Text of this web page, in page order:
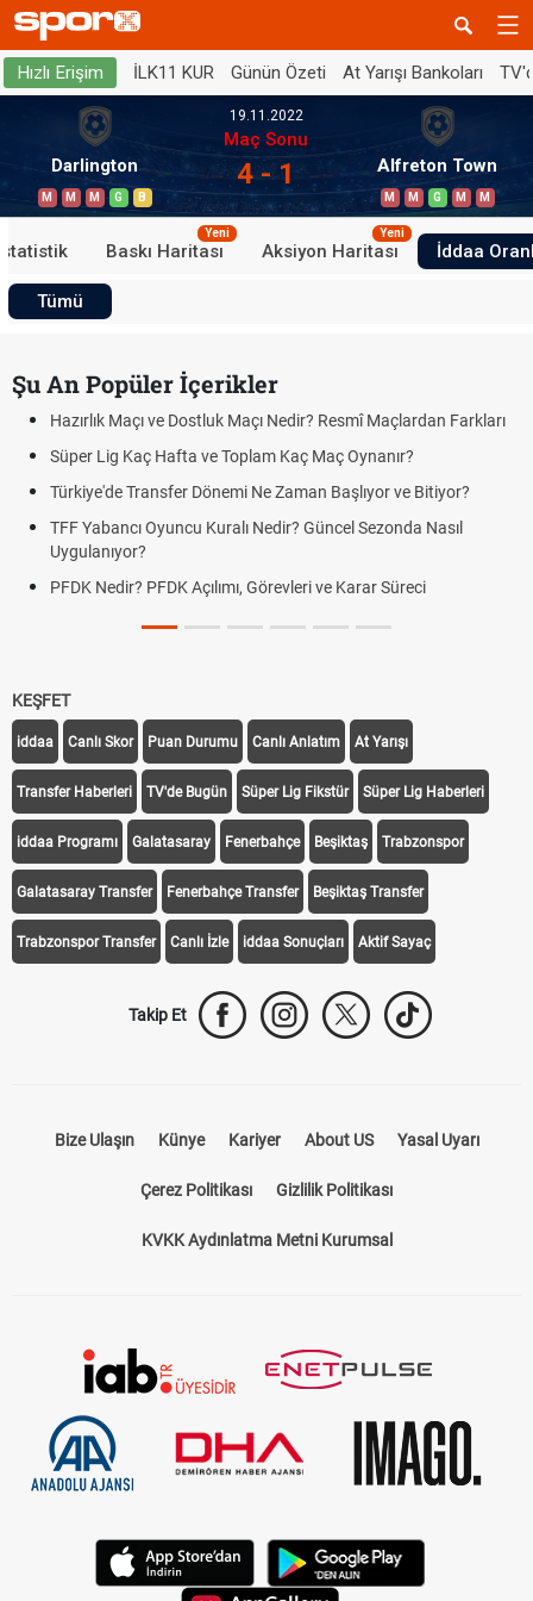
Hızlı Erişim İLK11 KUR Günün Özeti At Yarışı Bankoları
Darlington
M M M G B
19.11.2022
Maç Sonu
4 - 1 Alfreton Town
M M G M M
Baskı Haritası
Yeni
Aksiyon Haritası
Yeni
İddaa
Tümü
Şu An Popüler İçerikler
Hazırlık Maçı ve Dostluk Maçı Nedir? Resmî Maçlardan Farkları
Süper Lig Kaç Hafta ve Toplam Kaç Maç Oynanır?
Türkiye'de Transfer Dönemi Ne Zaman Başlıyor ve Bitiyor?
TFF Yabancı Oyuncu Kuralı Nedir? Güncel Sezonda Nasıl
Uygulanıyor?
PFDK Nedir? PFDK Açılımı, Görevleri ve Karar Süreci
KEŞFET
iddaa Canlı Skor Puan Durumu Canlı Anlatım At Yarışı
Transfer Haberleri TV'de Bugün Süper Lig Fikstür Süper Lig Haberleri
iddaa Programı Galatasaray Fenerbahçe Beşiktaş Trabzonspor
Galatasaray Transfer Fenerbahçe Transfer Beşiktaş Transfer
Trabzonspor Transfer Canlı İzle iddaa Sonuçları Aktif Sayaç
Takip Et
Bize Ulaşın Künye Kariyer About US Yasal Uyarı
Çerez Politikası Gizlilik Politikası
KVKK Aydınlatma Metni Kurumsal